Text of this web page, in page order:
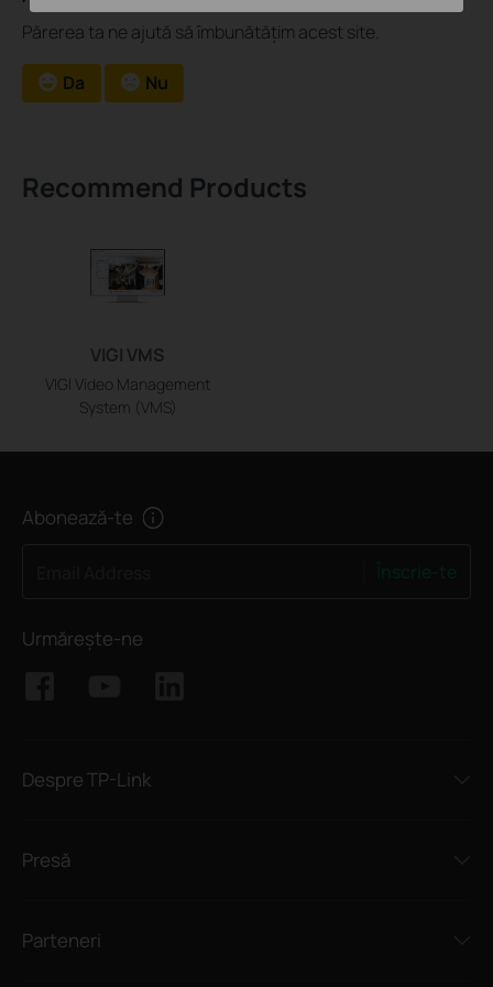
Părerea ta ne ajută să îmbunătățim acest site.
Da Nu
Recommend Products
VIGI VMS
VIGI Video Management
System (VMS)
Abonează-te
Urmărește-ne
Despre TP-Link
Presă
Parteneri